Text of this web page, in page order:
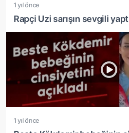
1 yıl önce
Rapçi Uzi sarışın sevgili
1 yıl önce